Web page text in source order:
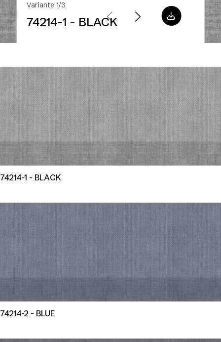
Variante 1/3
74214-1 - BLACK
74214-1 - BLACK
74214-2 - BLUE